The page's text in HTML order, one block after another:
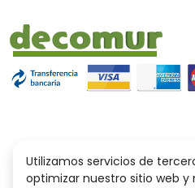
Utilizamos servicios de
optimizar nuestro sitio web y